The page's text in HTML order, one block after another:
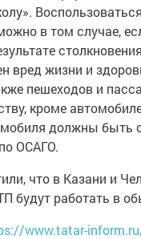
в том случае,
вред жизни и
пешеходов и
кроме
должны быть
ОСАГО.
что в Казани и
будут работать в
www.tatar-